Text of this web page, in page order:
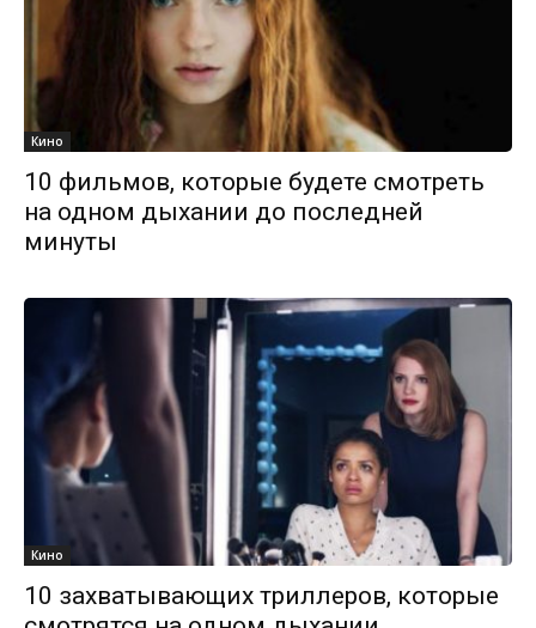
Кино
10 фильмов, которые будете смотреть
на одном дыхании до последней
минуты
Кино
10 захватывающих триллеров, которые